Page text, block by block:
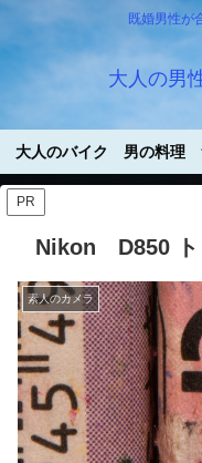
既婚男性が
大人の男
大人のバイク 男の料理
PR
Nikon D850 ト
素人のカメラ